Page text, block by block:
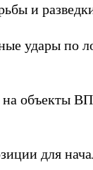
и
удары по
объекты
для